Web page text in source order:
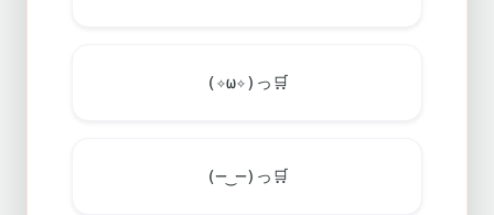
(✧ω✧)っ 🛒
(─‿─)っ 🛒